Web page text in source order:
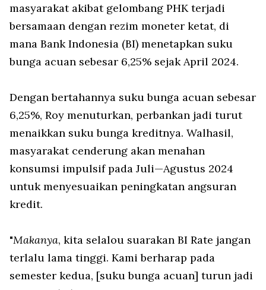
masyarakat akibat gelombang PHK terjadi
bersamaan dengan rezim moneter ketat, di
mana Bank Indonesia (BI) menetapkan suku
bunga acuan sebesar 6,25% sejak April 2024.
Dengan bertahannya suku bunga acuan sebesar
6,25%, Roy menuturkan, perbankan jadi turut
menaikkan suku bunga kreditnya. Walhasil,
masyarakat cenderung akan menahan
konsumsi impulsif pada Juli—Agustus 2024
untuk menyesuaikan peningkatan angsuran
kredit.
"Makanya, kita selalou suarakan BI Rate jangan
terlalu lama tinggi. Kami berharap pada
semester kedua, [suku bunga acuan] turun jadi